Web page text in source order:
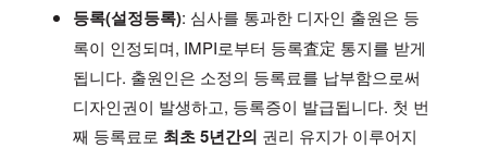
등록(설정등록): 심사를 통과한 디자인 출원은 등
록이 인정되며, IMPI로부터 등록査定 통지를 받게
됩니다. 출원인은 소정의 등록료를 납부함으로써
디자인권이 발생하고, 등록증이 발급됩니다. 첫 번
째 등록료로 최초 5년간의 권리 유지가 이루어지